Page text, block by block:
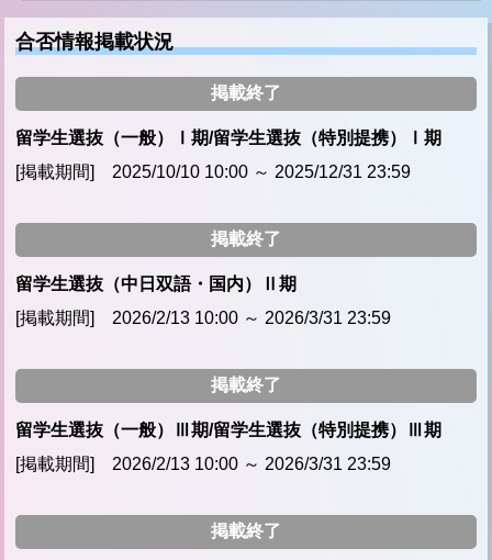
合否情報掲載状況
掲載終了
留学生選抜（一般）Ⅰ期/留学生選抜（特別提携）Ⅰ期
[掲載期間] 2025/10/10 10:00 ～ 2025/12/31 23:59
掲載終了
留学生選抜（中日双語・国内）Ⅱ期
[掲載期間] 2026/2/13 10:00 ～ 2026/3/31 23:59
掲載終了
留学生選抜（一般）Ⅲ期/留学生選抜（特別提携）Ⅲ期
[掲載期間] 2026/2/13 10:00 ～ 2026/3/31 23:59
掲載終了